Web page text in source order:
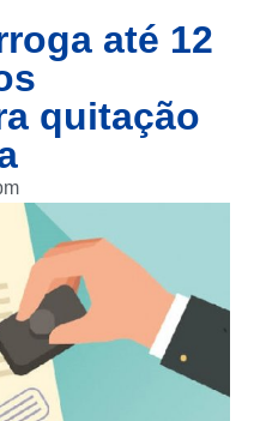
até 12
quitação